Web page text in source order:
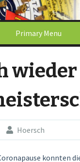
Primary Menu
wieder
Hoersch
konnten